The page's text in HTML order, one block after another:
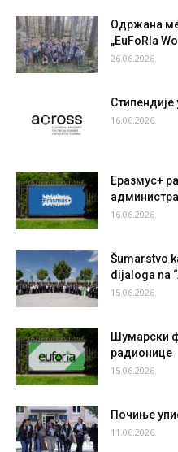
Одржана
„EuFoRIa
26.06.2026.
Стипендије
16.06.2026.
Еразмус+
16.06.2026.
Šumarstvo
dijaloga na
15.06.2026.
Шумарски
радионице
15.06.2026.
Почиње
11.06.2026.